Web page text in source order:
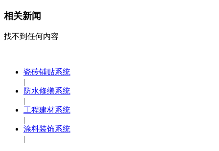
相关新闻
找不到任何内容
瓷砖铺贴系统
|
防水修缮系统
|
工程建材系统
|
涂料装饰系统
|